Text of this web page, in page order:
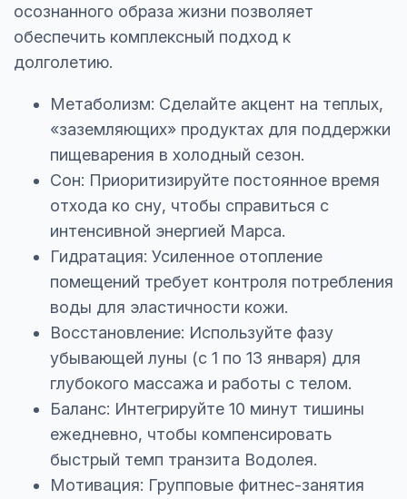
осознанного образа жизни позволяет
обеспечить комплексный подход к
долголетию.
Метаболизм: Сделайте акцент на теплых,
«заземляющих» продуктах для поддержки
пищеварения в холодный сезон.
Сон: Приоритизируйте постоянное время
отхода ко сну, чтобы справиться с
интенсивной энергией Марса.
Гидратация: Усиленное отопление
помещений требует контроля потребления
воды для эластичности кожи.
Восстановление: Используйте фазу
убывающей луны (с 1 по 13 января) для
глубокого массажа и работы с телом.
Баланс: Интегрируйте 10 минут тишины
ежедневно, чтобы компенсировать
быстрый темп транзита Водолея.
Мотивация: Групповые фитнес-занятия